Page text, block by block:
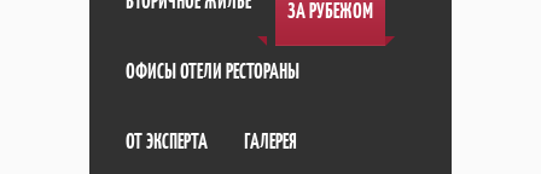
ЗА РУБЕЖОМ
ОФИСЫ ОТЕЛИ РЕСТОРАНЫ
ОТ ЭКСПЕРТА ГАЛЕРЕЯ